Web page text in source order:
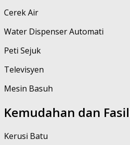
Cerek Air
Water Dispenser Automati
Peti Sejuk
Televisyen
Mesin Basuh
Kemudahan dan
Kerusi Batu